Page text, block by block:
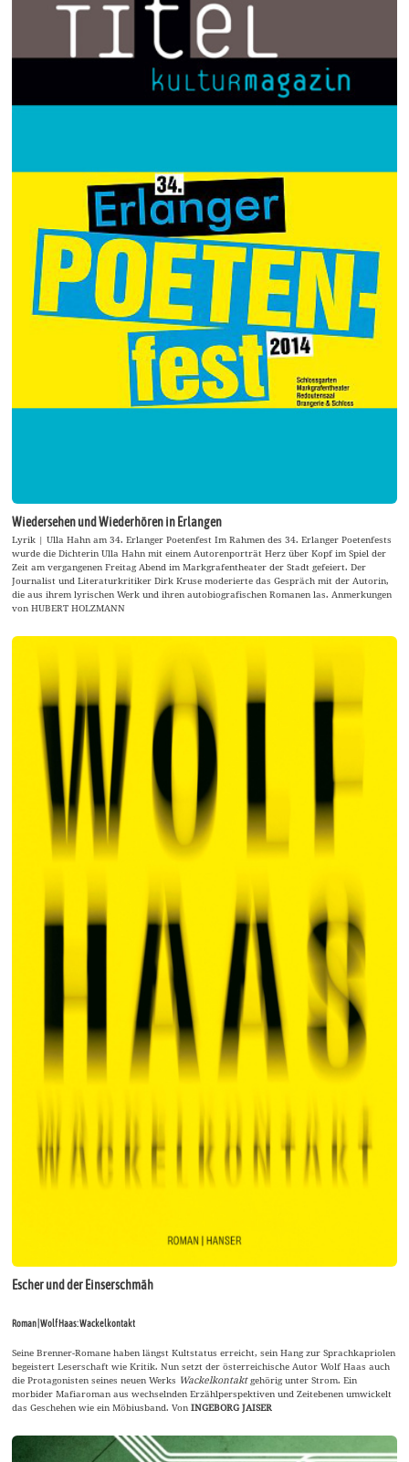
Wiedersehen und Wiederhören in Erlangen
Lyrik | Ulla Hahn am 34. Erlanger Poetenfest Im Rahmen des 34. Erlanger Poetenfests
wurde die Dichterin Ulla Hahn mit einem Autorenporträt Herz über Kopf im Spiel der
Zeit am vergangenen Freitag Abend im Markgrafentheater der Stadt gefeiert. Der
Journalist und Literaturkritiker Dirk Kruse moderierte das Gespräch mit der Autorin,
die aus ihrem lyrischen Werk und ihren autobiografischen Romanen las. Anmerkungen
von HUBERT HOLZMANN
Escher und der Einserschmäh
Roman | Wolf Haas: Wackelkontakt
Seine Brenner-Romane haben längst Kultstatus erreicht, sein Hang zur Sprachkapriolen
begeistert Leserschaft wie Kritik. Nun setzt der österreichische Autor Wolf Haas auch
die Protagonisten seines neuen Werks Wackelkontaktgehörig unter Strom. Ein
morbider Mafiaroman aus wechselnden Erzählperspektiven und Zeitebenen umwickelt
das Geschehen wie ein Möbiusband. VonINGEBORG JAISER